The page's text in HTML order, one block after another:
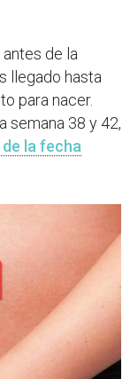
de la
llegado hasta
para nacer.
semana 38 y 42,
la fecha